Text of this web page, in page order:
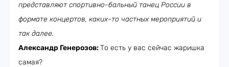
представляют спортивно-бальный танец России в
формате концертов, каких-то частных мероприятий и
так далее.
Александр Генерозов:То есть у вас сейчас жаришка
самая?